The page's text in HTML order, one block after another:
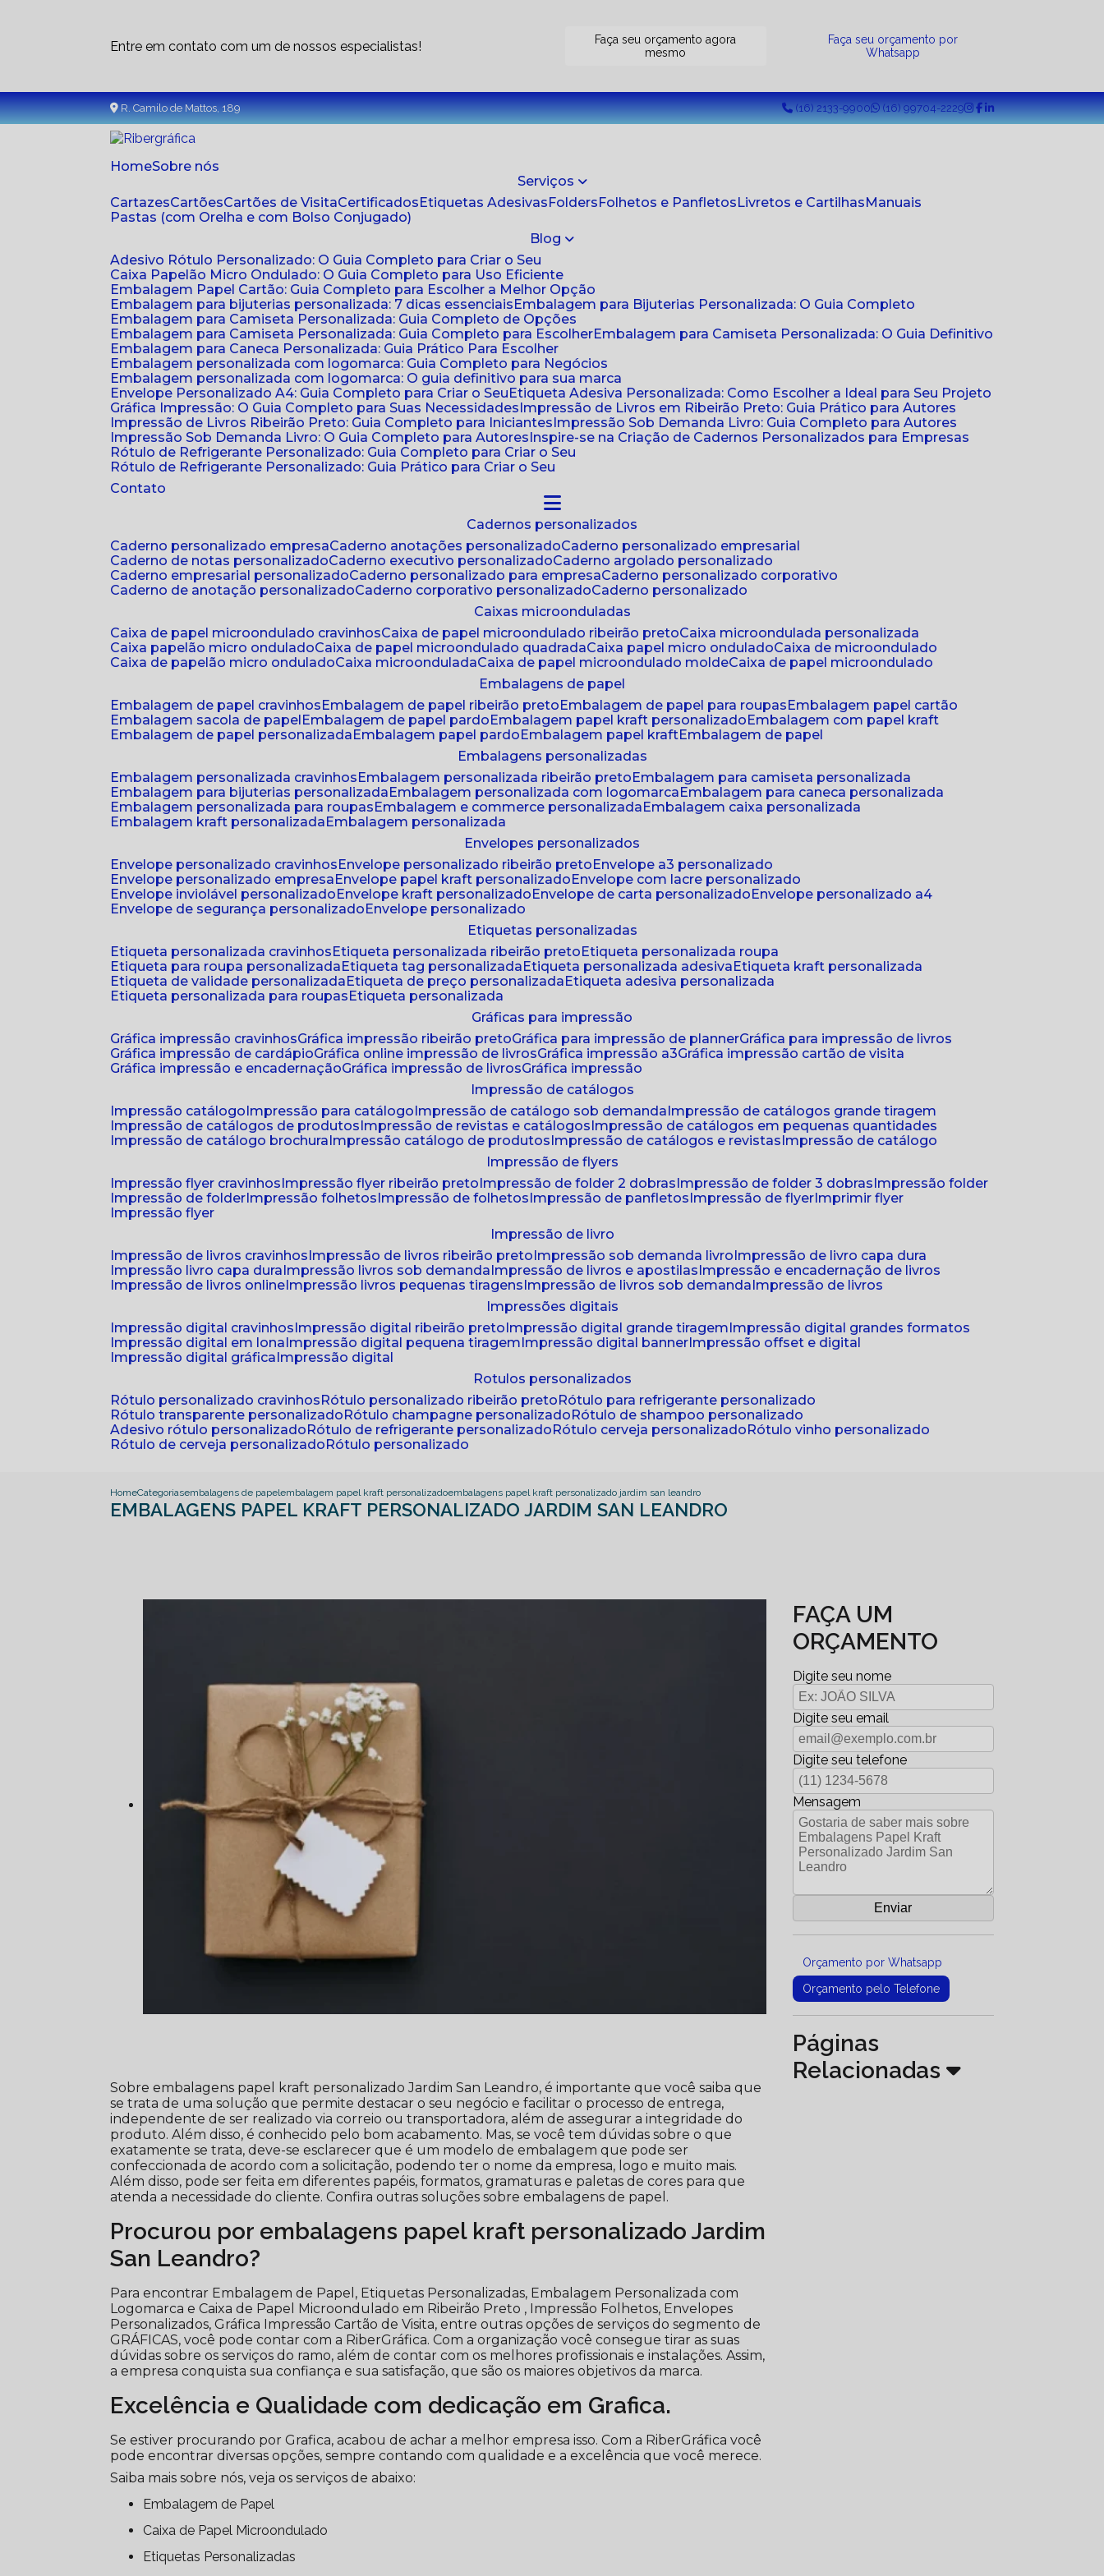
Entre em contato com um de nossos especialistas!
Faça seu orçamento agora
mesmo
Faça seu orçamento por
Whatsapp
R. Camilo de Mattos, 189 (16) 2133-9900 (16) 99704-2229
Home Sobre nós
Serviços
Cartazes
Cartões Cartões de Visita Certificados Etiquetas Adesivas Folders Folhetos e Panfletos Livretos e Cartilhas
Manuais
Pastas (com Orelha e com Bolso Conjugado)
Blog
Adesivo Rótulo Personalizado: O Guia Completo para Criar o Seu
Caixa Papelão Micro Ondulado: O Guia Completo para Uso Eficiente
Embalagem Papel Cartão: Guia Completo para Escolher a Melhor Opção
Embalagem para bijuterias personalizada: 7 dicas essenciais
Embalagem para Bijuterias Personalizada: O Guia Completo
Embalagem para Camiseta Personalizada: Guia Completo de Opções
Embalagem para Camiseta Personalizada: Guia Completo para Escolher
Embalagem para Camiseta Personalizada: O Guia Definitivo
Embalagem para Caneca Personalizada: Guia Prático Para Escolher
Embalagem personalizada com logomarca: Guia Completo para Negócios
Embalagem personalizada com logomarca: O guia definitivo para sua marca
Envelope Personalizado A4: Guia Completo para Criar o Seu
Etiqueta Adesiva Personalizada: Como Escolher a Ideal para Seu Projeto
Gráfica Impressão: O Guia Completo para Suas Necessidades Impressão de Livros em Ribeirão Preto: Guia Prático para Autores
Impressão de Livros Ribeirão Preto: Guia Completo para Iniciantes Impressão Sob Demanda Livro: Guia Completo para Autores
Impressão Sob Demanda Livro: O Guia Completo para Autores Inspire-se na Criação de Cadernos Personalizados para Empresas
Rótulo de Refrigerante Personalizado: Guia Completo para Criar o Seu
Rótulo de Refrigerante Personalizado: Guia Prático para Criar o Seu
Contato
cadernos personalizados
caderno personalizado empresa
caderno anotações personalizado
caderno personalizado empresarial
caderno de notas personalizado
caderno executivo personalizado
caderno argolado personalizado
caderno empresarial personalizado
caderno personalizado para empresa
caderno personalizado corporativo
caderno de anotação personalizado
caderno corporativo personalizado
caderno personalizado
caixas microonduladas
caixa de papel microondulado cravinhos
caixa de papel microondulado ribeirão preto
caixa microondulada personalizada
caixa papelão micro ondulado
caixa de papel microondulado quadrada caixa papel micro ondulado
caixa de microondulado
caixa de papelão micro ondulado
caixa microondulada caixa de papel microondulado molde
caixa de papel microondulado
embalagens de papel
embalagem de papel cravinhos
embalagem de papel ribeirão preto embalagem de papel para roupas
embalagem papel cartão
embalagem sacola de papel
embalagem de papel pardo embalagem papel kraft personalizado
embalagem com papel kraft
embalagem de papel personalizada
embalagem papel pardo embalagem papel kraft
embalagem de papel
embalagens personalizadas
embalagem personalizada cravinhos
embalagem personalizada ribeirão preto
embalagem para camiseta personalizada
embalagem para bijuterias personalizada
embalagem personalizada com logomarca
embalagem para caneca personalizada
embalagem personalizada para roupas
embalagem e commerce personalizada
embalagem caixa personalizada
embalagem kraft personalizada
embalagem personalizada
envelopes personalizados
envelope personalizado cravinhos
envelope personalizado ribeirão preto
envelope a3 personalizado
envelope personalizado empresa
envelope papel kraft personalizado
envelope com lacre personalizado
envelope inviolável personalizado
envelope kraft personalizado envelope de carta personalizado
envelope personalizado a4
envelope de segurança personalizado
envelope personalizado
etiquetas personalizadas
etiqueta personalizada cravinhos
etiqueta personalizada ribeirão preto
etiqueta personalizada roupa
etiqueta para roupa personalizada
etiqueta tag personalizada etiqueta personalizada adesiva
etiqueta kraft personalizada
etiqueta de validade personalizada
etiqueta de preço personalizada
etiqueta adesiva personalizada
etiqueta personalizada para roupas
etiqueta personalizada
gráficas para impressão
gráfica impressão cravinhos
gráfica impressão ribeirão preto gráfica para impressão de planner
gráfica para impressão de livros
gráfica impressão de cardápio
gráfica online impressão de livros gráfica impressão a3
gráfica impressão cartão de visita
gráfica impressão e encadernação
gráfica impressão de livros
gráfica impressão
impressão de catálogos
impressão catálogo impressão para catálogo impressão de catálogo sob demanda impressão de catálogos grande tiragem
impressão de catálogos de produtos impressão de revistas e catálogos impressão de catálogos em pequenas quantidades
impressão de catálogo brochura impressão catálogo de produtos impressão de catálogos e revistas impressão de catálogo
impressão de flyers
impressão flyer cravinhos impressão flyer ribeirão preto impressão de folder 2 dobras impressão de folder 3 dobras impressão folder
impressão de folder impressão folhetos impressão de folhetos impressão de panfletos impressão de flyer imprimir flyer
impressão flyer
impressão de livro
impressão de livros cravinhos impressão de livros ribeirão preto impressão sob demanda livro impressão de livro capa dura
impressão livro capa dura impressão livros sob demanda impressão de livros e apostilas impressão e encadernação de livros
impressão de livros online impressão livros pequenas tiragens impressão de livros sob demanda impressão de livros
impressões digitais
impressão digital cravinhos impressão digital ribeirão preto impressão digital grande tiragem impressão digital grandes formatos
impressão digital em lona impressão digital pequena tiragem impressão digital banner impressão offset e digital
impressão digital gráfica impressão digital
rotulos personalizados
rótulo personalizado cravinhos
rótulo personalizado ribeirão preto
rótulo para refrigerante personalizado
rótulo transparente personalizado
rótulo champagne personalizado
rótulo de shampoo personalizado
adesivo rótulo personalizado
rótulo de refrigerante personalizado rótulo cerveja personalizado
rótulo vinho personalizado
rótulo de cerveja personalizado
rótulo personalizado
HomeCategoriasembalagens de papelembalagem papel kraft personalizadoembalagens papel kraft personalizado jardim san leandro
EMBALAGENS PAPEL KRAFT PERSONALIZADO JARDIM SAN LEANDRO
Sobre embalagens papel kraft personalizado Jardim San Leandro, é importante que você saiba que
se trata de uma solução que permite destacar o seu negócio e facilitar o processo de entrega,
independente de ser realizado via correio ou transportadora, além de assegurar a integridade do
produto. Além disso, é conhecido pelo bom acabamento. Mas, se você tem dúvidas sobre o que
exatamente se trata, deve-se esclarecer que é um modelo de embalagem que pode ser
confeccionada de acordo com a solicitação, podendo ter o nome da empresa, logo e muito mais.
Além disso, pode ser feita em diferentes papéis, formatos, gramaturas e paletas de cores para que
atenda a necessidade do cliente. Confira outras soluções sobre embalagens de papel.
Procurou por embalagens papel kraft personalizado Jardim
San Leandro?
Para encontrar Embalagem de Papel, Etiquetas Personalizadas, Embalagem Personalizada com
Logomarca e Caixa de Papel Microondulado em Ribeirão Preto , Impressão Folhetos, Envelopes
Personalizados, Gráfica Impressão Cartão de Visita, entre outras opções de serviços do segmento de
GRÁFICAS, você pode contar com a RiberGráfica. Com a organização você consegue tirar as suas
dúvidas sobre os serviços do ramo, além de contar com os melhores profissionais e instalações. Assim,
a empresa conquista sua confiança e sua satisfação, que são os maiores objetivos da marca.
Excelência e Qualidade com dedicação em Grafica.
Se estiver procurando por Grafica, acabou de achar a melhor empresa isso. Com a RiberGráfica você
pode encontrar diversas opções, sempre contando com qualidade e a excelência que você merece.
Saiba mais sobre nós, veja os serviços de abaixo:
Embalagem de Papel
Caixa de Papel Microondulado
Etiquetas Personalizadas
FAÇA UM
ORÇAMENTO
Digite seu nome
Digite seu email
Digite seu telefone
Mensagem
Orçamento por Whatsapp
Orçamento pelo Telefone
Páginas
Relacionadas